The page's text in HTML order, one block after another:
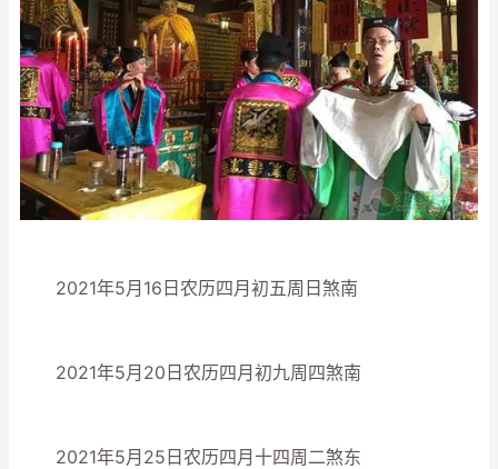
2021年5月16日农历四月初五周日煞南
2021年5月20日农历四月初九周四煞南
2021年5月25日农历四月十四周二煞东